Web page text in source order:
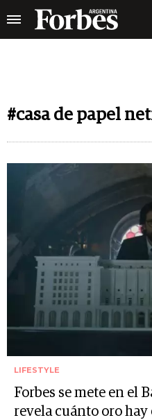
#casa de papel
LIFESTYLE
Forbes se mete en el
revela cuánto oro hay